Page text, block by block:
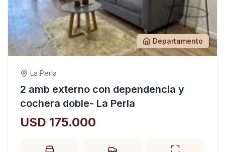
Departamento
La Perla
2 amb externo con dependencia y
cochera doble- La Perla
USD 175.000